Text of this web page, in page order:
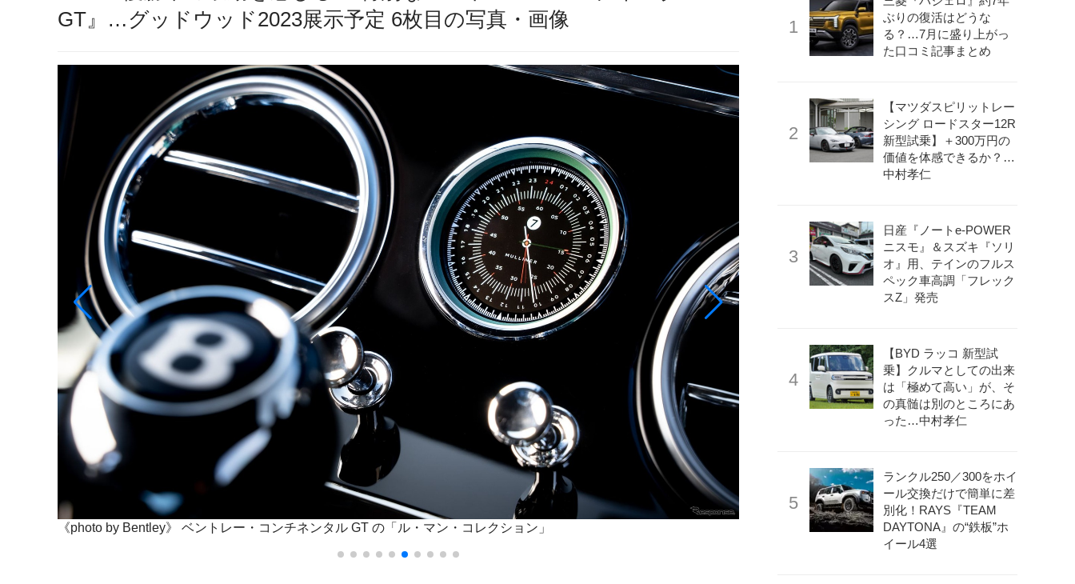
GT』…グッドウッド2023展示予定 6枚目の写真・画像
《photo by Bentley》 ベントレー・コンチネンタル GT の「ル・マン・コレクション」 《photo by Bentley》 ベントレー・コンチネンタル GT の
ぶりの復活はどうな
る？…7月に盛り上がっ
た口コミ記事まとめ
【マツダスピリットレー
シング ロードスター12R
新型試乗】＋300万円の
価値を体感できるか？…
中村孝仁
日産『ノートe-POWER
ニスモ』＆スズキ『ソリ
オ』用、テインのフルス
ペック車高調「フレック
スZ」発売
【BYD ラッコ 新型試
乗】クルマとしての出来
は「極めて高い」が、そ
の真髄は別のところにあ
った…中村孝仁
ランクル250／300をホイ
ール交換だけで簡単に差
別化！RAYS『TEAM
DAYTONA』の“鉄板”ホ
イール4選